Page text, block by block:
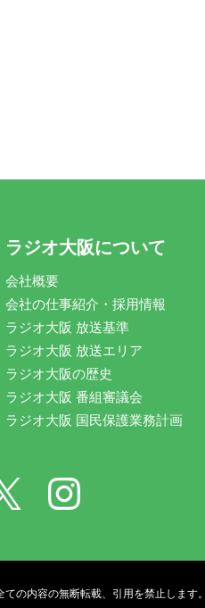
ラジオ大阪について
会社概要
会社の仕事紹介・採用情報
ラジオ大阪 放送基準
ラジオ大阪 放送エリア
ラジオ大阪の歴史
ラジオ大阪 番組審議会
ラジオ大阪 国民保護業務計画
の内容の無断転載、引用を禁止します